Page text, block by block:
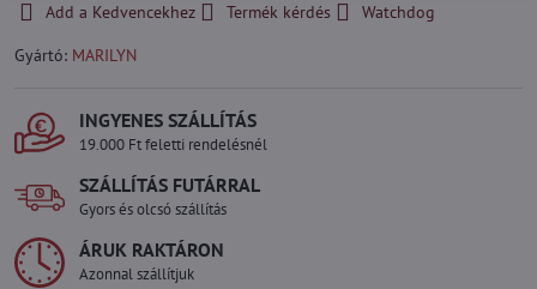
Add a Kedvencekhez Termék kérdés
Watchdog
Gyártó: MARILYN
INGYENES SZÁLLÍTÁS
19.000 Ft feletti rendelésnél
SZÁLLÍTÁS FUTÁRRAL
Gyors és olcsó szállítás
ÁRUK RAKTÁRON
Azonnal szállítjuk